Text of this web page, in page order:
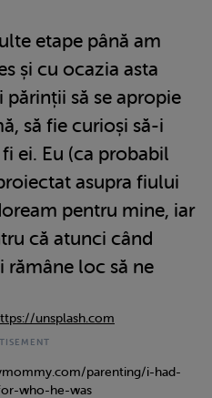
etape până am
și cu ocazia asta
să se apropie
să fie curioși să-i
ei. Eu (ca probabil
asupra fiului
pentru mine, iar
că atunci când
rămâne loc să ne
unsplash.com
parenting/i-had-
who-he-was